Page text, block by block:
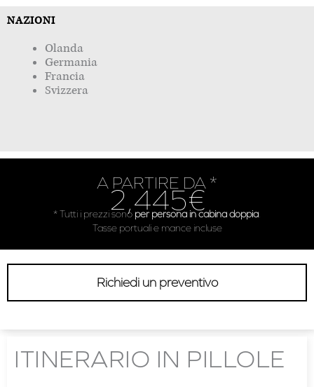
NAZIONI
Olanda
Germania
Francia
Svizzera
A PARTIRE DA *
2,445€
* Tutti i prezzi sono per persona in cabina doppia.
Tasse portuali e mance incluse
Richiedi un preventivo
ITINERARIO IN PILLOLE